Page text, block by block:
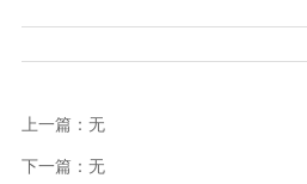
上一篇：无
下一篇：无